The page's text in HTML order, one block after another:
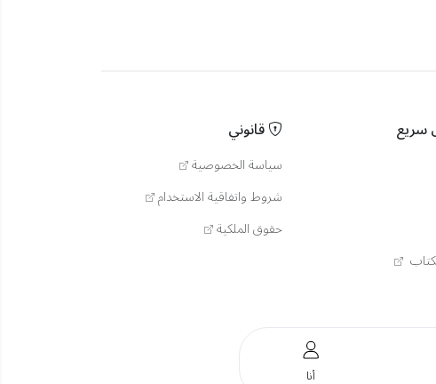
أنا
سريع قانوني
سياسة الخصوصية
شروط واتفاقية الاستخدام
حقوق الملكية